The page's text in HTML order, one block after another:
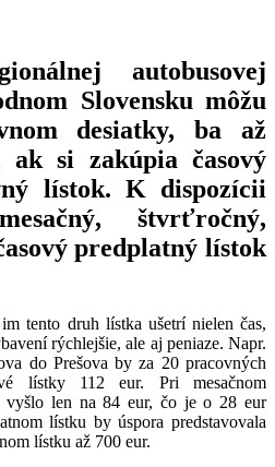
autobusovej
Slovensku môžu
desiatky, ba až
ak si zakúpia časový
lístok. K dispozícii
štvrťročný,
predplatný lístok
tento druh lístka ušetrí nielen čas,
rýchlejšie, ale aj peniaze. Napr.
do Prešova by za 20 pracovných
lístky 112 eur. Pri mesačnom
vyšlo len na 84 eur, čo je o 28 eur
lístku by úspora predstavovala
lístku až 700 eur.